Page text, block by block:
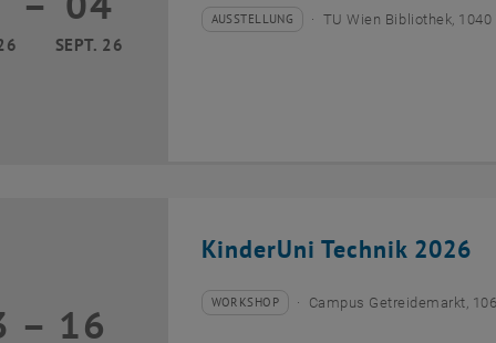
SEPT. 26
Veranstaltungstyp:
AUSSTELLUNG
Veranstaltungsort: TU Wien Bibliothek,
KinderUni Technik 2026
13 Juli 2026 bis 16 Juli 2026
– 16 Veranstaltungstyp:
WORKSHOP
Veranstaltungsort:Campus Getreidemarkt,